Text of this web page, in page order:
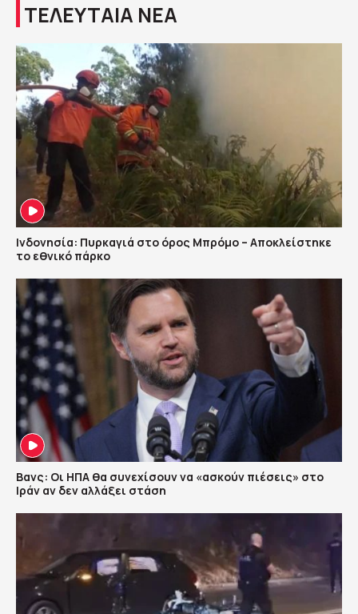
ΤΕΛΕΥΤΑΙΑ ΝΕΑ
Ινδονησία: Πυρκαγιά στο όρος Μπρόμο – Αποκλείστηκε
το εθνικό πάρκο
Βανς: Οι ΗΠΑ θα συνεχίσουν να «ασκούν πιέσεις» στο
Ιράν αν δεν αλλάξει στάση